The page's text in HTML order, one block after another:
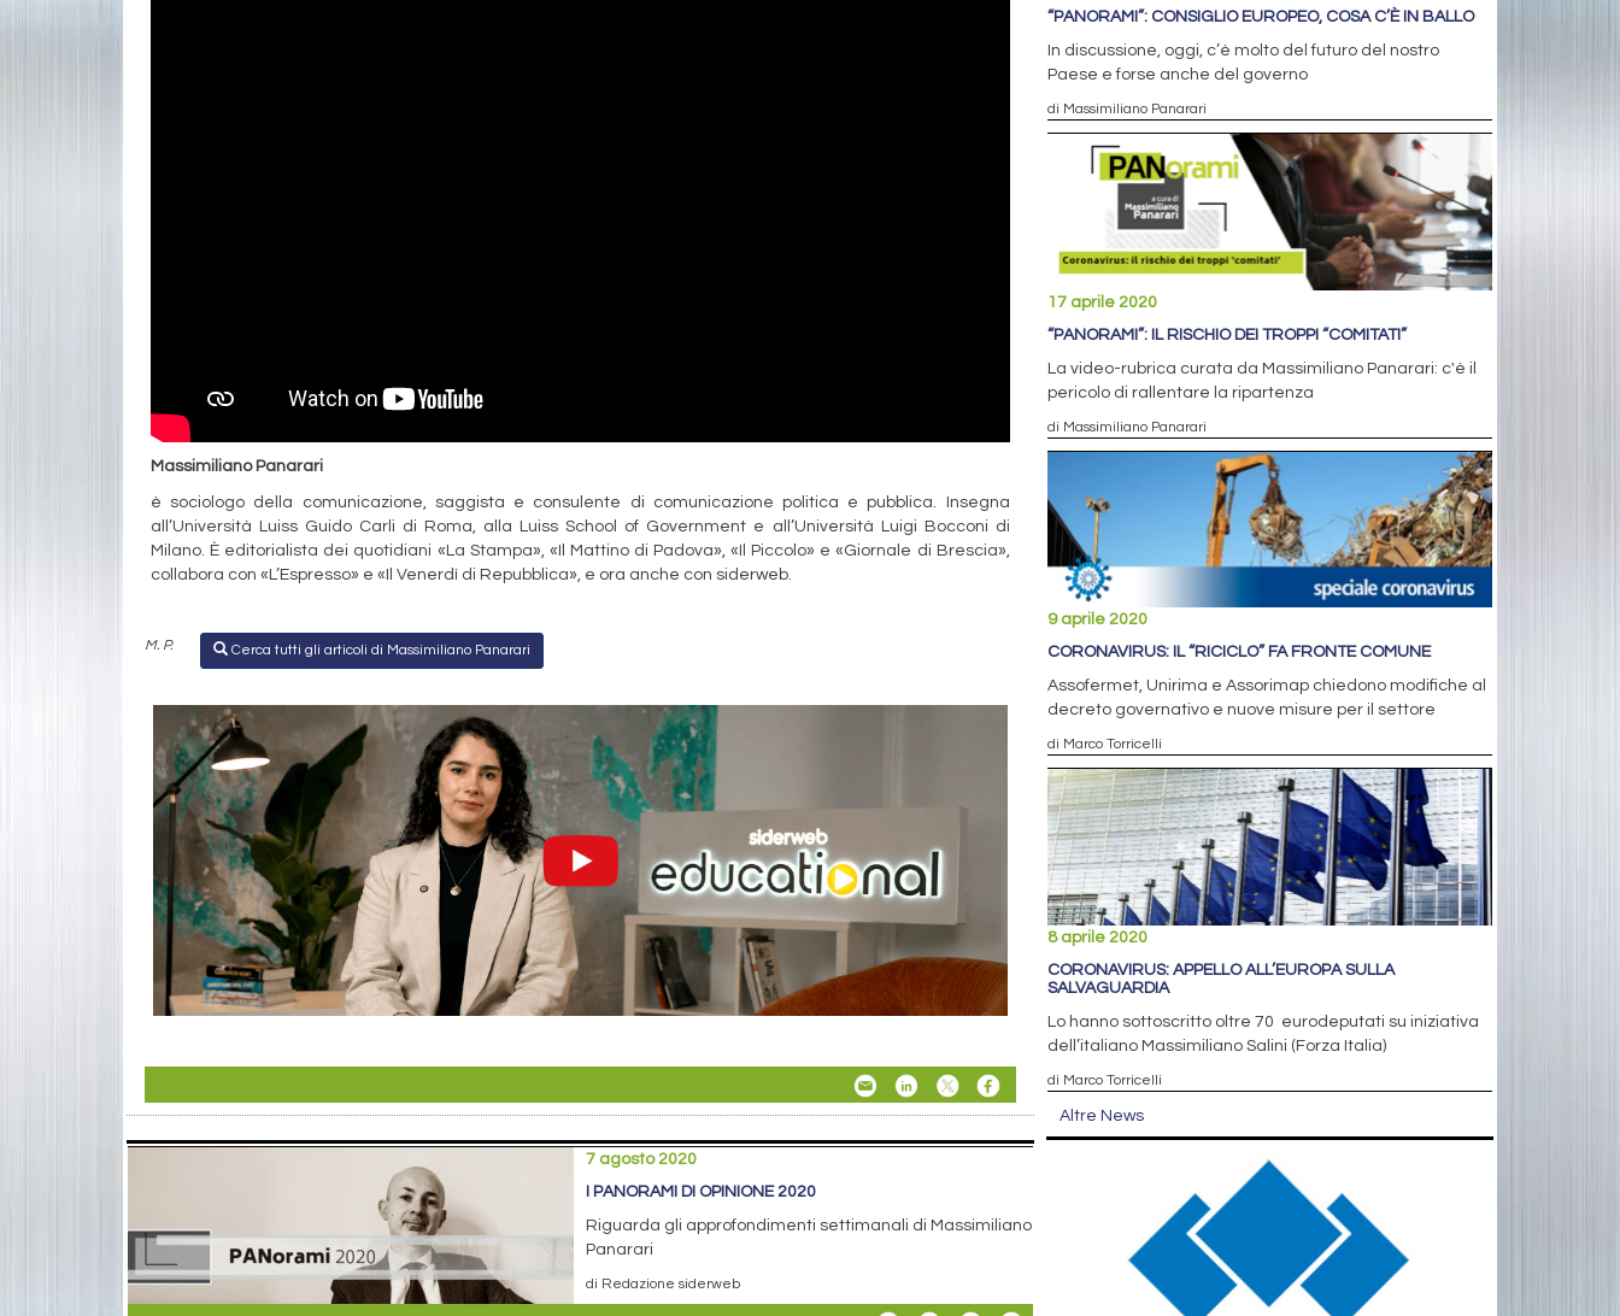
Massimiliano Panarari
è sociologo della comunicazione, saggista e consulente di comunicazione politica e pubblica. Insegna
all’Università Luiss Guido Carli di Roma, alla Luiss School of Government e all’Università Luigi Bocconi di
Milano. È editorialista dei quotidiani «La Stampa», «Il Mattino di Padova», «Il Piccolo» e «Giornale di Brescia»,
collabora con «L’Espresso» e «Il Venerdì di Repubblica», e ora anche con siderweb.
M. P. Cerca tutti gli articoli di Massimiliano Panarari
7 agosto 2020
I PANORAMI DI OPINIONE 2020
Riguarda gli approfondimenti settimanali di Massimiliano
Panarari
di Redazione siderweb
“PANORAMI”: CONSIGLIO EUROPEO, COSA C’È IN BALLO
In discussione, oggi, c’è molto del futuro del nostro
Paese e forse anche del governo
di Massimiliano Panarari
17 aprile 2020
“PANORAMI”: IL RISCHIO DEI TROPPI “COMITATI”
La video-rubrica curata da Massimiliano Panarari: c'è il
pericolo di rallentare la ripartenza
di Massimiliano Panarari
9 aprile 2020
CORONAVIRUS: IL “RICICLO” FA FRONTE COMUNE
Assofermet, Unirima e Assorimap chiedono modifiche al
decreto governativo e nuove misure per il settore
di Marco Torricelli
8 aprile 2020
CORONAVIRUS: APPELLO ALL’EUROPA SULLA
SALVAGUARDIA
Lo hanno sottoscritto oltre 70 eurodeputati su iniziativa
dell’italiano Massimiliano Salini (Forza Italia)
di Marco Torricelli
Altre News